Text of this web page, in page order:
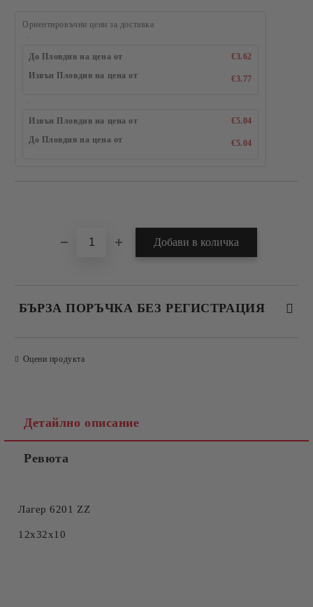
Ориентировъчни цени за доставка
До Пловдив на цена от
€3.62
Извън Пловдив на цена от
€3.77
Извън Пловдив на цена от
€5.04
До Пловдив на цена от
€5.04
БЪРЗА ПОРЪЧКА БЕЗ РЕГИСТРАЦИЯ
Оцени продукта
Детайлно описание
Ревюта
Лагер 6201 ZZ
12x32x10